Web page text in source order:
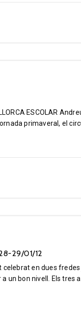
ESCOLAR
primaveral, el
29/01/12
celebrat en dues
un bon nivell. Els tres